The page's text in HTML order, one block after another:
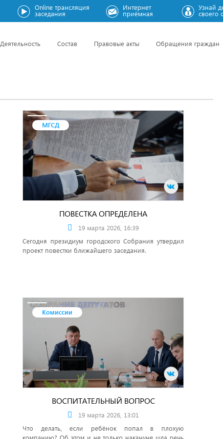
Online трансляция
заседания
Интернет
приёмная
Узнай
своего
Деятельность Состав Правовые акты Обращения граждан
МГСД
ПОВЕСТКА ОПРЕДЕЛЕНА
19 марта 2026, 16:39
Сегодня президиум городского Собрания утвердил
проект повестки ближайшего заседания.
Комиссии
ВОСПИТАТЕЛЬНЫЙ ВОПРОС
19 марта 2026, 13:01
Что делать, если ребёнок попал в плохую
компанию? Об этом и не только накануне шла речь